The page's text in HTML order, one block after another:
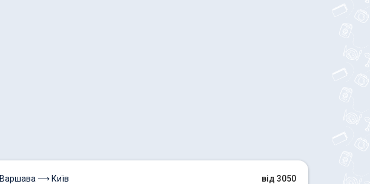
Варшава ⟶ Київ від 3050